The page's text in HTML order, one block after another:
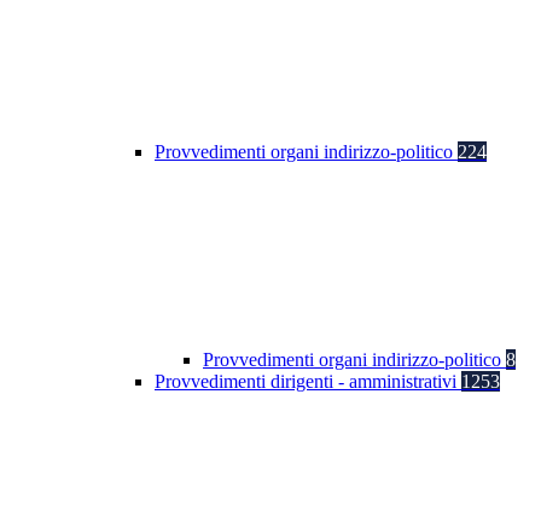
Provvedimenti organi indirizzo-politico 224
Provvedimenti organi indirizzo-politico 8
Provvedimenti dirigenti - amministrativi 1253